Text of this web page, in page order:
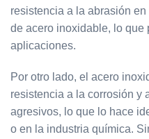
resistencia a la abrasión
de acero inoxidable, lo que
aplicaciones.
Por otro lado, el acero
resistencia a la corrosión y
agresivos, lo que lo hace
o en la industria química.